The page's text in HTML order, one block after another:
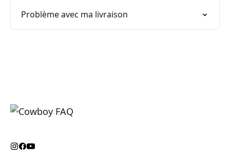
Problème avec ma livraison